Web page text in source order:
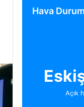
Hava
Açık